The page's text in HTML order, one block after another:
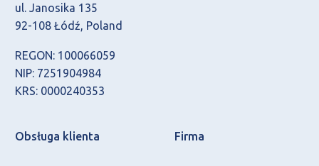
ul. Janosika 135
92-108 Łódź, Poland
REGON: 100066059
NIP: 7251904984
KRS: 0000240353
Obsługa klienta Firma